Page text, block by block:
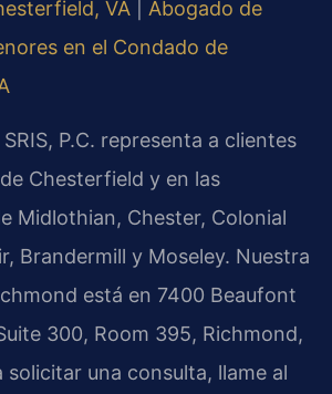
VA
Abogado de
en el Condado de
P.C. representa a clientes
Chesterfield y en las
Midlothian, Chester, Colonial
Brandermill y Moseley. Nuestra
está en 7400 Beaufont
300, Room 395, Richmond,
solicitar una consulta, llame al